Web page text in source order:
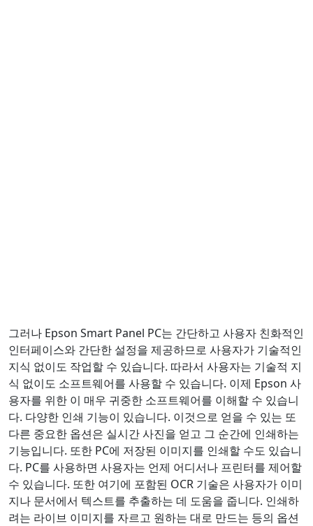
그러나 Epson Smart Panel PC는 간단하고 사용자 친화적인
인터페이스와 간단한 설정을 제공하므로 사용자가 기술적인
지식 없이도 작업할 수 있습니다. 따라서 사용자는 기술적 지
식 없이도 소프트웨어를 사용할 수 있습니다. 이제 Epson 사
용자를 위한 이 매우 귀중한 소프트웨어를 이해할 수 있습니
다. 다양한 인쇄 기능이 있습니다. 이것으로 얻을 수 있는 또
다른 중요한 옵션은 실시간 사진을 얻고 그 순간에 인쇄하는
기능입니다. 또한 PC에 저장된 이미지를 인쇄할 수도 있습니
다. PC를 사용하면 사용자는 언제 어디서나 프린터를 제어할
수 있습니다. 또한 여기에 포함된 OCR 기술은 사용자가 이미
지나 문서에서 텍스트를 추출하는 데 도움을 줍니다. 인쇄하
려는 라이브 이미지를 자르고 원하는 대로 만드는 등의 옵션